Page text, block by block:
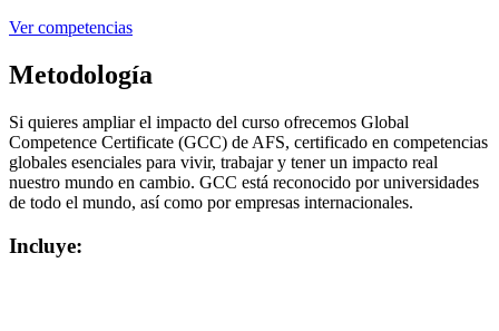
Ver competencias
Metodología
Si quieres ampliar el impacto del curso ofrecemos Global
Competence Certificate (GCC) de AFS, certificado en competencias
globales esenciales para vivir, trabajar y tener un impacto real
nuestro mundo en cambio. GCC está reconocido por universidades
de todo el mundo, así como por empresas internacionales.
Incluye: